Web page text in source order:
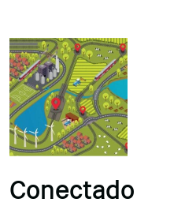
Conectado